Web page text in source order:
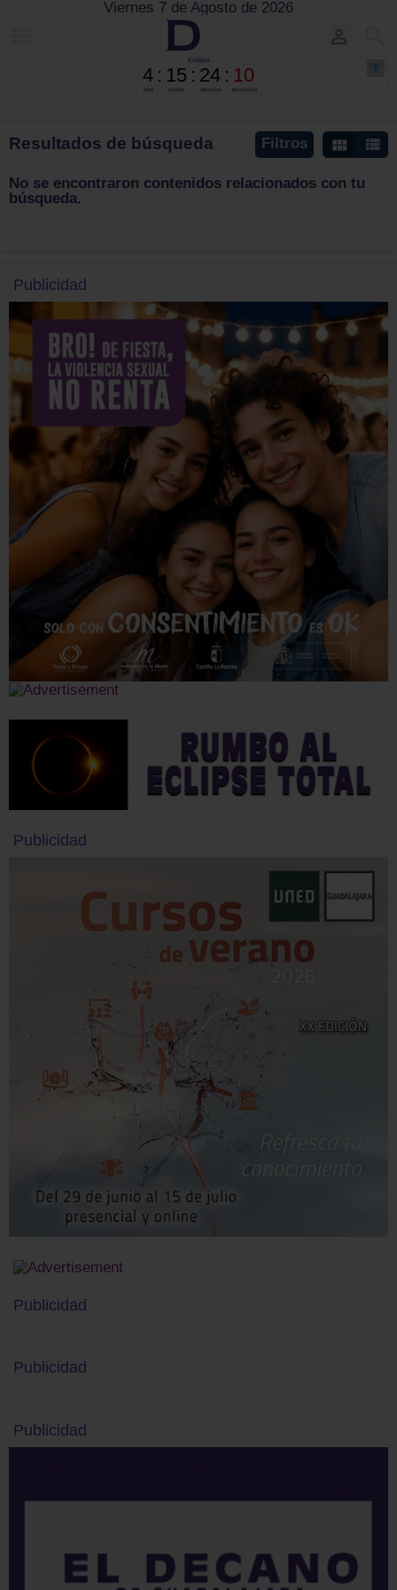
Viernes 7 de Agosto de 2026
Filtros
Resultados de búsqueda
No se encontraron contenidos relacionados con tu
búsqueda.
Publicidad
Publicidad
Publicidad
Publicidad
Publicidad